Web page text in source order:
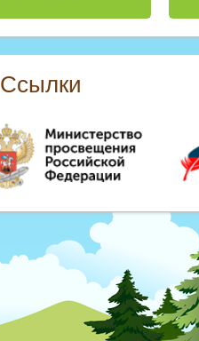
Ссылки